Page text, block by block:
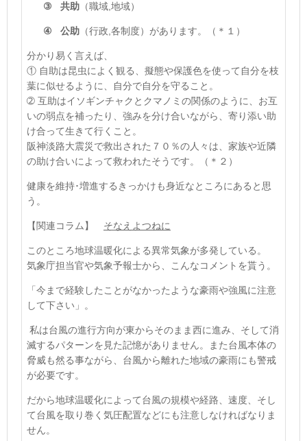
③ 共助 （職域,地域）
④ 公助 （行政,各制度）があります。 （＊１）
分かり易く言えば、
① 自助は昆虫によく観る、擬態や保護色を使って自分を枝
葉に似せるように、自分で自分を守ること。
➁ 互助はイソギンチャクとクマノミの関係のように、お互
いの弱点を補ったり、強みを分け合いながら、寄り添い助
け合って生きて行くこと。
阪神淡路大震災で救出された７０％の人々は、家族や近隣
の助け合いによって救われたそうです。
（＊２）
健康を維持･増進するきっかけも身近なところにあると思
う。
【関連コラム】 そなえよつねに
このところ地球温暖化による異常気象が多発している。
気象庁担当官や気象予報士から、こんなコメントを貰う。
「今まで経験したことがなかったような豪雨や強風に注意
して下さい」。
私は台風の進行方向が東からそのまま西に進み、そして消
滅するパターンを見た記憶がありません。また台風本体の
脅威も然る事ながら、台風から離れた地域の豪雨にも警戒
が必要です。
だから地球温暖化によって台風の規模や経路、速度、そし
て台風を取り巻く気圧配置などにも注意しなければなりま
せん。